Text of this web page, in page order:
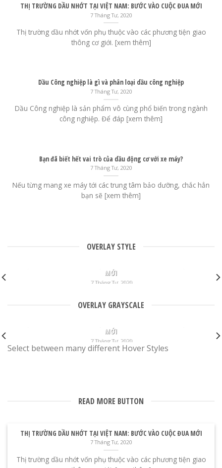
THỊ TRƯỜNG DẦU NHỚT TẠI VIỆT NAM: BƯỚC VÀO CUỘC ĐUA MỚI
7 Tháng Tư, 2020
Thị trường dầu nhớt vốn phụ thuộc vào các phương tiện giao
thông cơ giới. [xem thêm]
Dầu Công nghiệp là gì và phân loại dầu công nghiệp
7 Tháng Tư, 2020
Dầu Công nghiệp là sản phẩm vô cùng phổ biến trong ngành
công nghiệp. Để đáp [xem thêm]
Bạn đã biết hết vai trò của dầu động cơ với xe máy?
7 Tháng Tư, 2020
Nếu từng mang xe máy tới các trung tâm bảo dưỡng, chắc hẳn
bạn sẽ [xem thêm]
OVERLAY STYLE
MỚI
7 Tháng Tư, 2020
giao thông cơ giới. [xem thêm]
OVERLAY GRAYSCALE
MỚI
7 Tháng Tư, 2020
Select between many different Hover Styles
READ MORE BUTTON
THỊ TRƯỜNG DẦU NHỚT TẠI VIỆT NAM: BƯỚC VÀO CUỘC ĐUA MỚI
7 Tháng Tư, 2020
Thị trường dầu nhớt vốn phụ thuộc vào các phương tiện giao